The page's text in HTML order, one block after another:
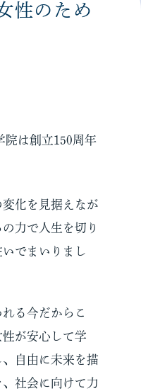
性のため
院は創立150周年
化を見据えなが
の力で 人生を切り
でまいりまし
る今だからこ
が安心して学
自由に未来を描
社会に向けて力